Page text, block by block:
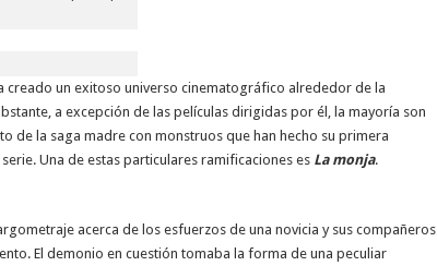
creado un exitoso universo cinematográfico alrededor de la
a excepción de las películas dirigidas por él, la mayoría son
de la saga madre con monstruos que han hecho su primera
Una de estas particulares ramificaciones es La monja.
acerca de los esfuerzos de una novicia y sus compañeros
El demonio en cuestión tomaba la forma de una peculiar